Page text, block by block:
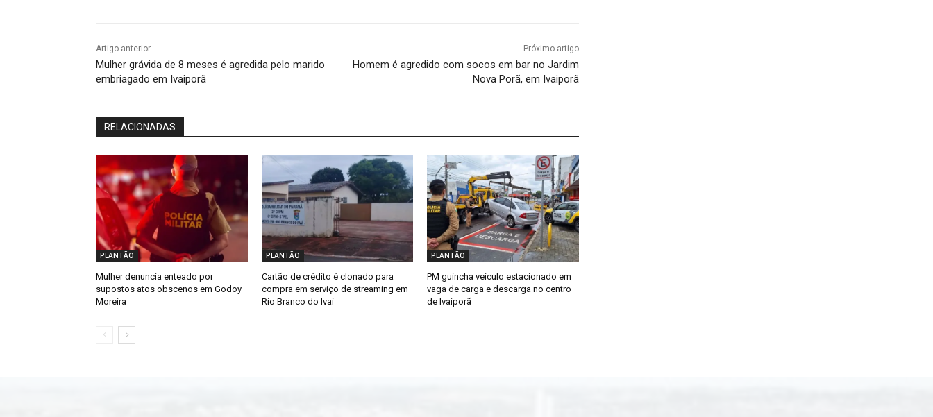
Artigo anterior
Mulher grávida de 8 meses é agredida pelo marido
embriagado em Ivaiporã
Próximo artigo
Homem é agredido com socos em bar no Jardim
Nova Porã, em Ivaiporã
RELACIONADAS
PLANTÃO
Mulher denuncia enteado por
supostos atos obscenos em Godoy
Moreira
PLANTÃO
Cartão de crédito é clonado para
compra em serviço de streaming em
Rio Branco do Ivaí
PLANTÃO
PM guincha veículo estacionado em
vaga de carga e descarga no centro
de Ivaiporã